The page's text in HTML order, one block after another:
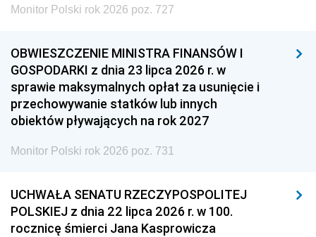
Monitor Polski rok 2026 poz. 727
OBWIESZCZENIE MINISTRA FINANSÓW I
GOSPODARKI z dnia 23 lipca 2026 r. w
sprawie maksymalnych opłat za usunięcie i
przechowywanie statków lub innych
obiektów pływających na rok 2027
Monitor Polski rok 2026 poz. 731
UCHWAŁA SENATU RZECZYPOSPOLITEJ
POLSKIEJ z dnia 22 lipca 2026 r. w 100.
rocznicę śmierci Jana Kasprowicza